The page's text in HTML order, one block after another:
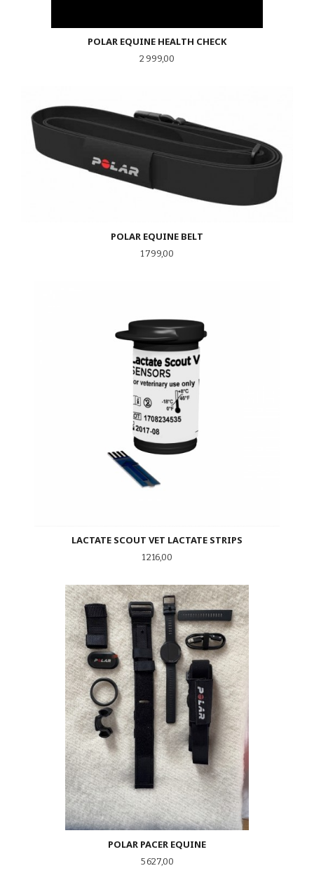
POLAR EQUINE HEALTH CHECK
Pris
2 999,00
POLAR EQUINE BELT
Pris
1 799,00
LACTATE SCOUT VET LACTATE STRIPS
Pris
1 216,00
POLAR PACER EQUINE
Pris
5 627,00